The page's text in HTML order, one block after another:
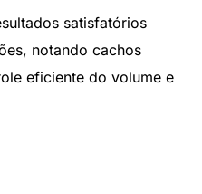
satisfatórios
notando cachos
eficiente do volume e